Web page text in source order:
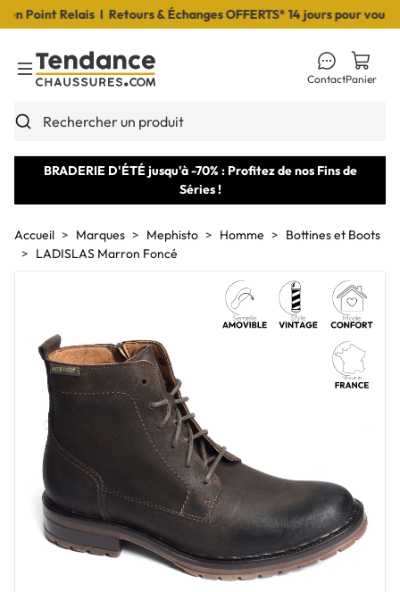
Point Relais I Retours & Échanges OFFERTS* 14 jours pour vous
Toggle Menu
Rechercher un produit
ContactPanier
BRADERIE D'ÉTÉ jusqu'à -70% : Profitez de nos Fins de
Séries !
Accueil Marques Mephisto Homme
Bottines et Boots
LADISLAS Marron Foncé